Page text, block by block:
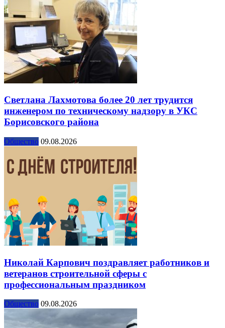
Светлана Лахмотова более 20 лет трудится
инженером по техническому надзору в УКС
Борисовского района
Общество 09.08.2026
Николай Карпович поздравляет работников и
ветеранов строительной сферы с
профессиональным праздником
Общество 09.08.2026